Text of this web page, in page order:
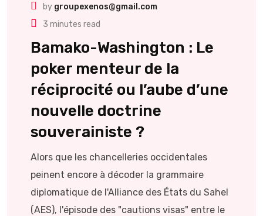
by groupexenos@gmail.com
3 minutes read
Bamako-Washington : Le
poker menteur de la
réciprocité ou l’aube d’une
nouvelle doctrine
souverainiste ?
Alors que les chancelleries occidentales
peinent encore à décoder la grammaire
diplomatique de l'Alliance des États du Sahel
(AES), l'épisode des "cautions visas" entre le